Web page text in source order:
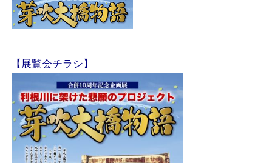
【展覧会チラシ】